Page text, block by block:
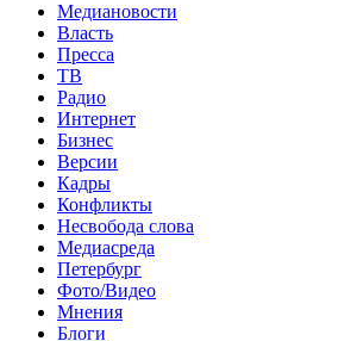
Медиановости
Власть
Пресса
ТВ
Радио
Интернет
Бизнес
Версии
Кадры
Конфликты
Несвобода слова
Медиасреда
Петербург
Фото/Видео
Мнения
Блоги